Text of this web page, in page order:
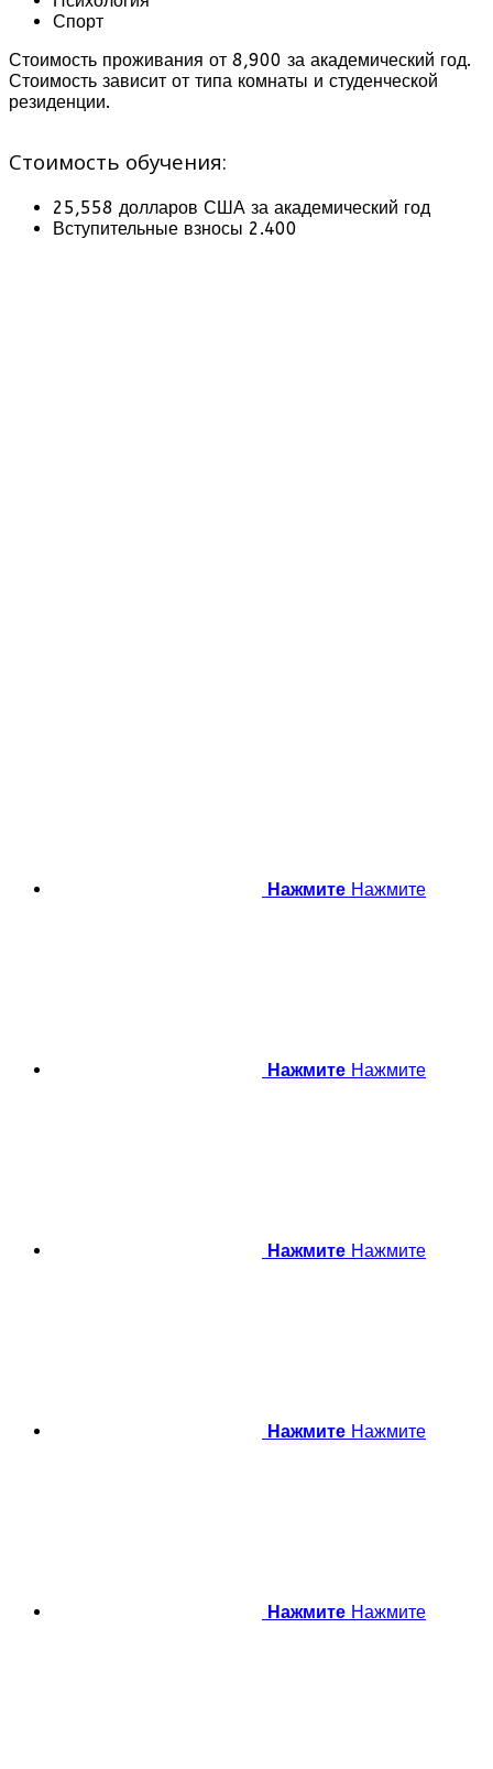
Спорт
Стоимость проживания от 8,900 за академический год.
Стоимость зависит от типа комнаты и студенческой
резиденции.
Стоимость обучения:
25,558 долларов США за академический год
Вступительные взносы 2.400
Нажмите Нажмите
Нажмите Нажмите
Нажмите Нажмите
Нажмите Нажмите
Нажмите Нажмите